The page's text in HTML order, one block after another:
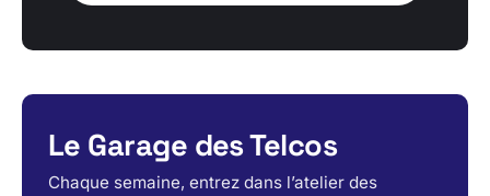
Le Garage des Telcos
Chaque semaine, entrez dans l’atelier des